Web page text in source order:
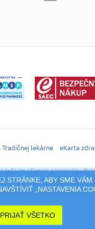
ABY SME
„NASTAVENIA
PRIJAŤ VŠETKO
Tradičnej lekárne eKarta
liečivým účinkom a kozmetiky.
(používanie, kopírovanie,
predošlému písomnému